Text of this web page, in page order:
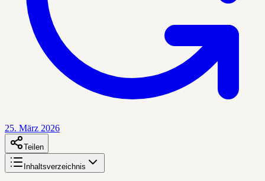
25. März 2026
Teilen
Inhaltsverzeichnis